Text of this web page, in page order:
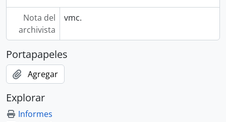
Nota del
archivista
vmc.
Portapapeles
Agregar
Explorar
Informes